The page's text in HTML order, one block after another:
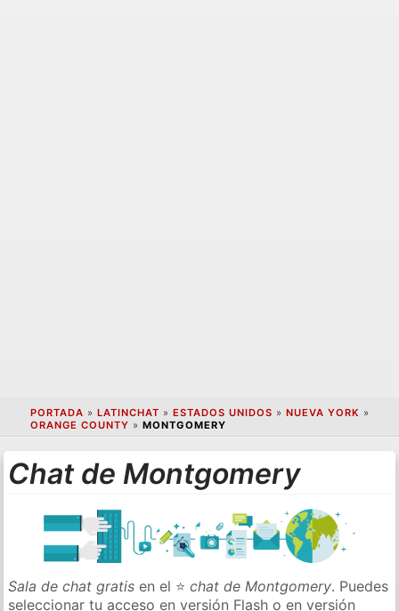
PORTADA » LATINCHAT » ESTADOS UNIDOS » NUEVA YORK »
ORANGE COUNTY » MONTGOMERY
Chat de Montgomery
Sala de chat gratis en el ⭐chat de Montgomery. Puedes
seleccionar tu acceso en versión Flash o en versión